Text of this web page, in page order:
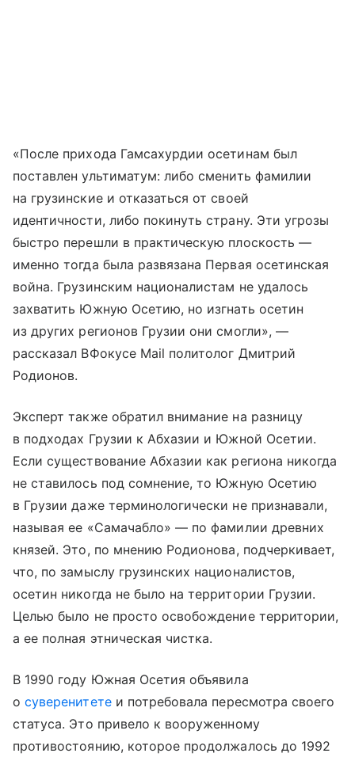
«После прихода Гамсахурдии осетинам был
поставлен ультиматум: либо сменить фамилии
на грузинские и отказаться от своей
идентичности, либо покинуть страну. Эти угрозы
быстро перешли в практическую плоскость —
именно тогда была развязана Первая осетинская
война. Грузинским националистам не удалось
захватить Южную Осетию, но изгнать осетин
из других регионов Грузии они смогли», —
рассказал ВФокусе Mail политолог Дмитрий
Родионов.
Эксперт также обратил внимание на разницу
в подходах Грузии к Абхазии и Южной Осетии.
Если существование Абхазии как региона никогда
не ставилось под сомнение, то Южную Осетию
в Грузии даже терминологически не признавали,
называя ее «Самачабло» — по фамилии древних
князей. Это, по мнению Родионова, подчеркивает,
что, по замыслу грузинских националистов,
осетин никогда не было на территории Грузии.
Целью было не просто освобождение территории,
а ее полная этническая чистка.
В 1990 году Южная Осетия объявила
осуверенитетеи потребовала пересмотра своего
статуса. Это привело к вооруженному
противостоянию, которое продолжалось до 1992